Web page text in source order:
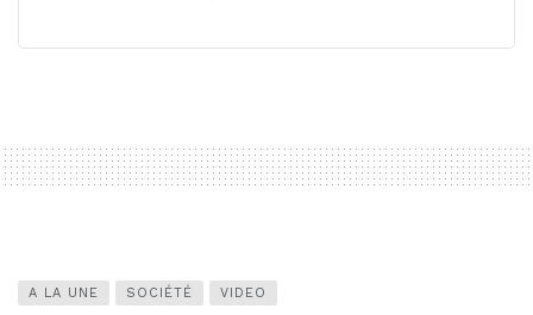
A LA UNE SOCIÉTÉ VIDEO